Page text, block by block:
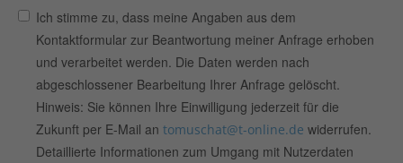
Ich stimme zu, dass meine Angaben aus dem
Kontaktformular zur Beantwortung meiner Anfrage erhoben
und verarbeitet werden. Die Daten werden nach
abgeschlossener Bearbeitung Ihrer Anfrage gelöscht.
Hinweis: Sie können Ihre Einwilligung jederzeit für die
Zukunft per E-Mail an tomuschat@t-online.de widerrufen.
Detaillierte Informationen zum Umgang mit Nutzerdaten